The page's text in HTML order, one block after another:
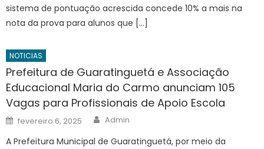
sistema de pontuação acrescida concede 10% a mais na
nota da prova para alunos que […]
NOTICIAS
Prefeitura de Guaratinguetá e Associação
Educacional Maria do Carmo anunciam 105
Vagas para Profissionais de Apoio Escola
Posted
on
fevereiro 6, 2025 Author
Admin
A Prefeitura Municipal de Guaratinguetá, por meio da